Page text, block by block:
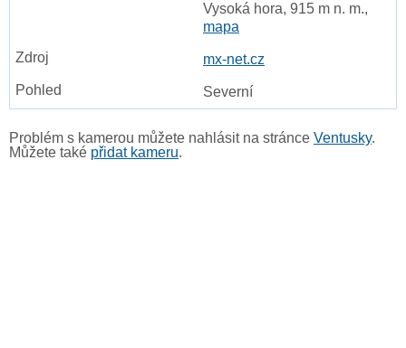
Vysoká hora, 915 m n. m.,
mapa
mx-net.cz
Severní
Problém s kamerou můžete nahlásit na stránce Ventusky.
Můžete také přidat kameru.